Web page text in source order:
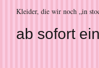
Kleider, die wir noch „in
ab sofort